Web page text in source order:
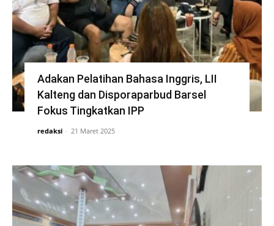
Adakan Pelatihan Bahasa Inggris, LII
Kalteng dan Disporaparbud Barsel
Fokus Tingkatkan IPP
redaksi - 21 Maret 2025